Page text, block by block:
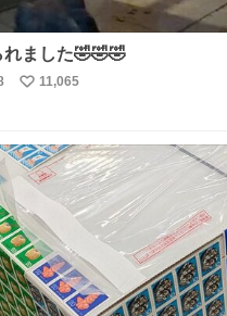
ました🤣🤣🤣
い
数
11,065